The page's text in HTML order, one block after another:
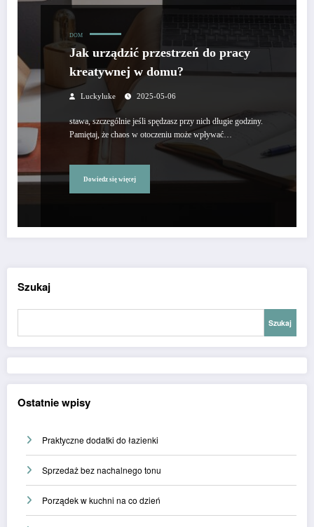
DOM
Jak urządzić przestrzeń do pracy
kreatywnej w domu?
Luckyluke 2025-05-06
stawa, szczególnie jeśli spędzasz przy nich długie godziny.
Pamiętaj, że chaos w otoczeniu może wpływać…
Dowiedz się więcej
Szukaj
Szukaj
Ostatnie wpisy
Praktyczne dodatki do łazienki
Sprzedaż bez nachalnego tonu
Porządek w kuchni na co dzień